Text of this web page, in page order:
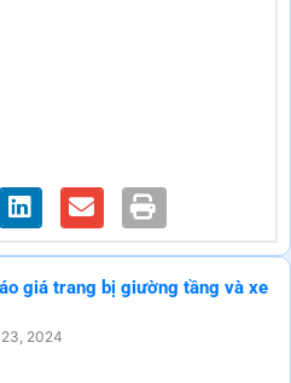
giá trang bị giường tầng và xe
2024